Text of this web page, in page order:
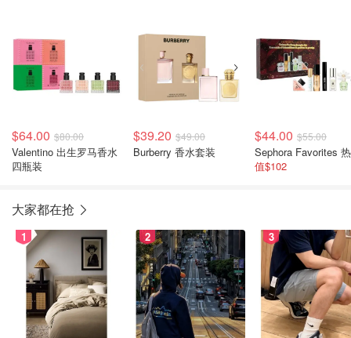
$64.00 $80.00
Valentino 出生罗马香水
四瓶装
$39.20 $49.00
Burberry 香水套装
$44.00 $55.00
值$102
大家都在抢
1 2 3